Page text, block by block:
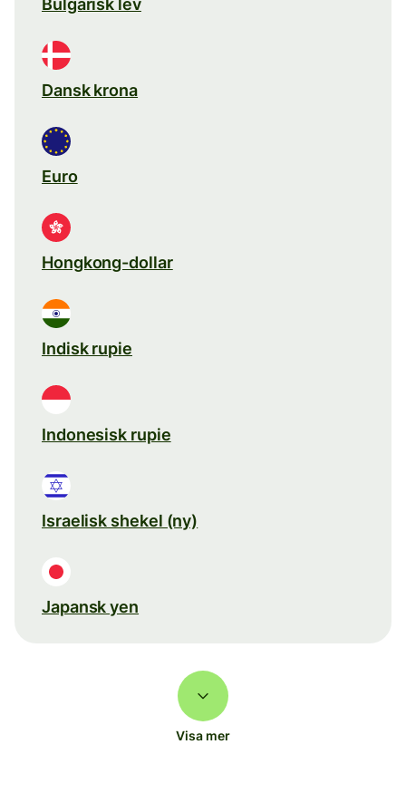
Bulgarisk lev
Dansk krona
Euro
Hongkong-dollar
Indisk rupie
Indonesisk rupie
Israelisk shekel (ny)
Japansk yen
Visa mer